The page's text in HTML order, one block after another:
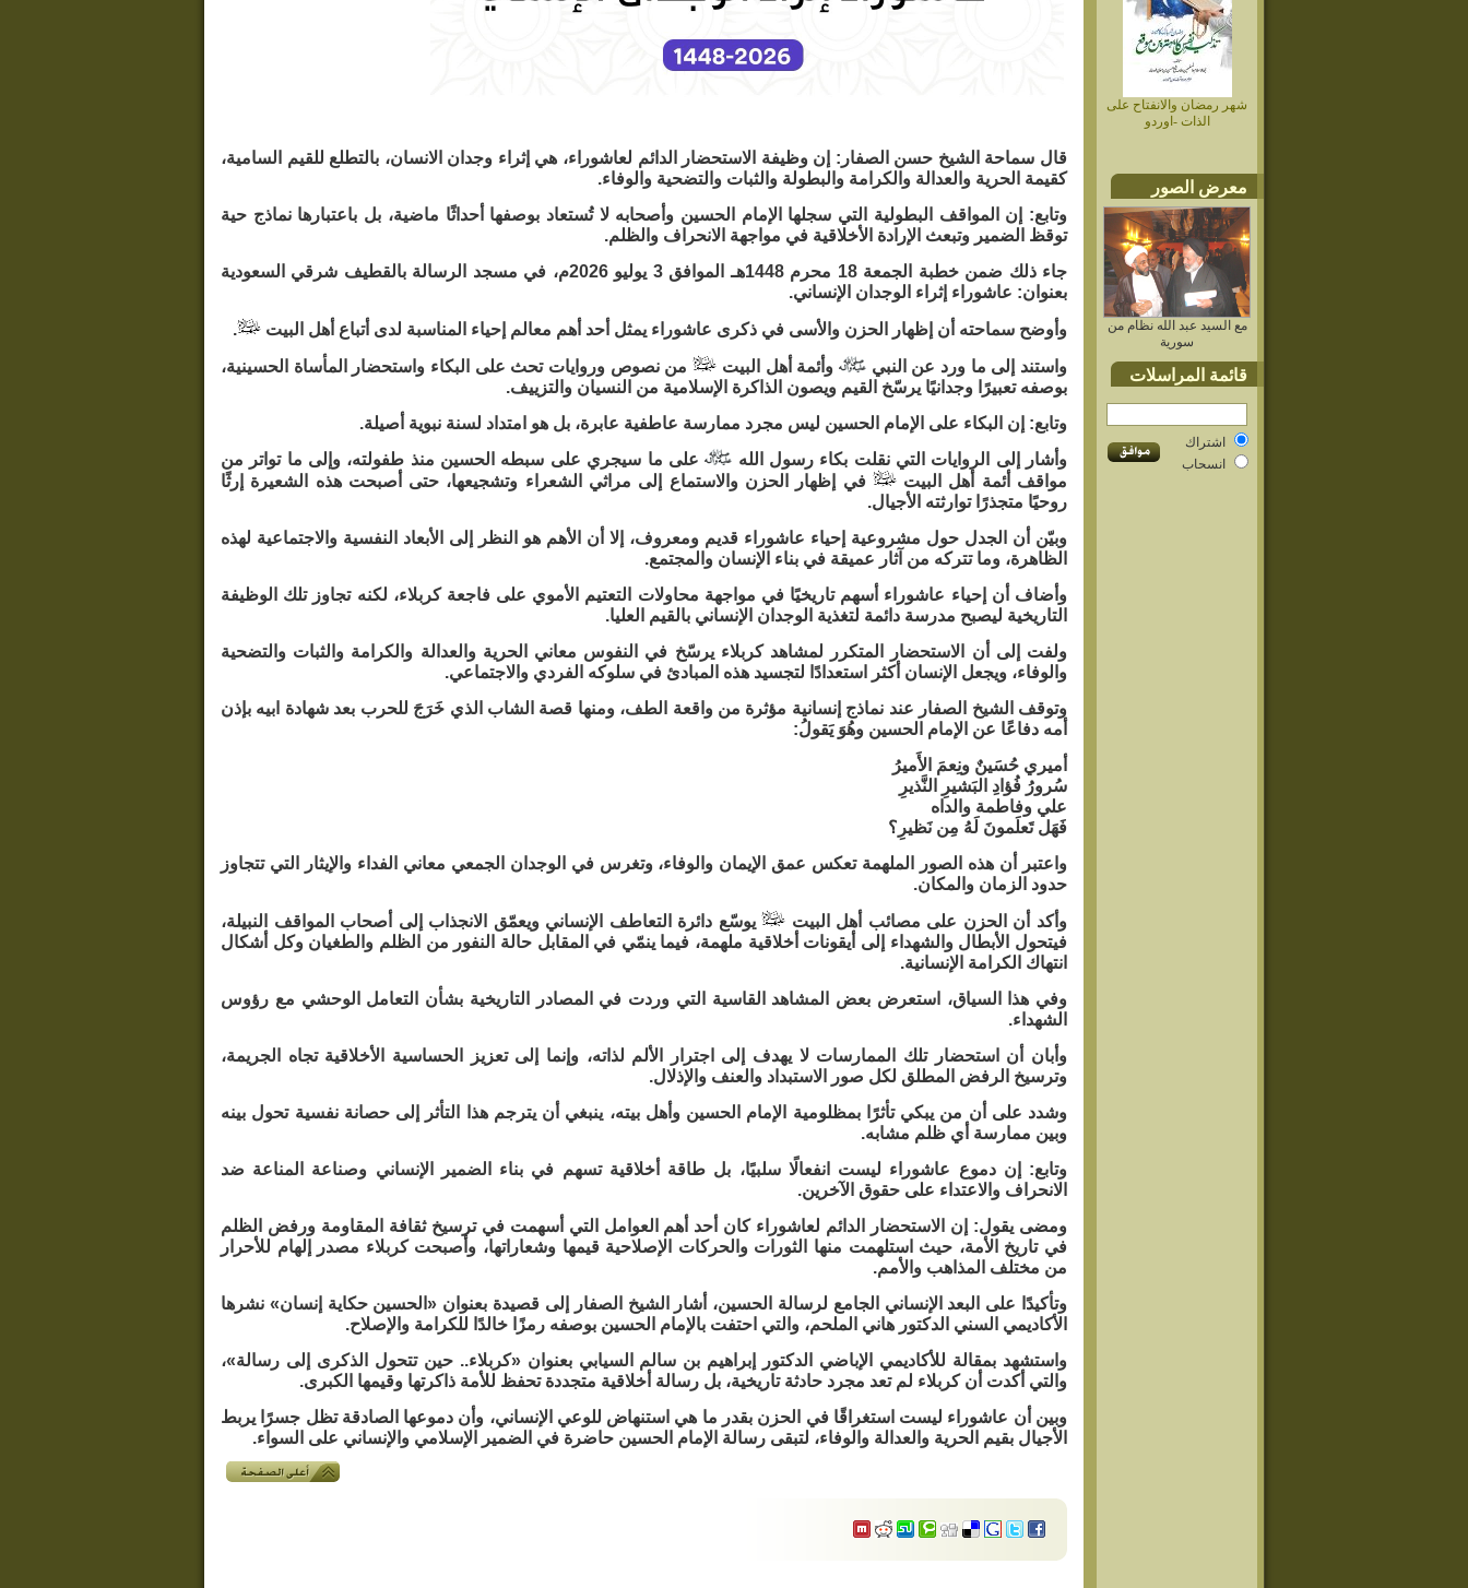
شهر رمضان والانفتاح على
الذات -اوردو
معرض الصور
مع السيد عبد الله نظام من
سورية
قائمة المراسلات
اشتراك
انسحاب
قال سماحة الشيخ حسن الصفار: إن وظيفة الاستحضار الدائم لعاشوراء، هي إثراء وجدان الانسان، بالتطلع للقيم السامية،
كقيمة الحرية والعدالة والكرامة والبطولة والثبات والتضحية والوفاء.
وتابع: إن المواقف البطولية التي سجلها الإمام الحسين وأصحابه لا تُستعاد بوصفها أحداثًا ماضية، بل باعتبارها نماذج حية
توقظ الضمير وتبعث الإرادة الأخلاقية في مواجهة الانحراف والظلم.
جاء ذلك ضمن خطبة الجمعة 18 محرم 1448هـ الموافق 3 يوليو 2026م، في مسجد الرسالة بالقطيف شرقي السعودية
بعنوان: عاشوراء إثراء الوجدان الإنساني.
وأوضح سماحته أن إظهار الحزن والأسى في ذكرى عاشوراء يمثل أحد أهم معالم إحياء المناسبة لدى أتباع أهل البيت
.
واستند إلى ما ورد عن النبي
وأئمة أهل البيت
من نصوص وروايات تحث على البكاء واستحضار المأساة الحسينية،
بوصفه تعبيرًا وجدانيًا يرسّخ القيم ويصون الذاكرة الإسلامية من النسيان والتزييف.
وتابع: إن البكاء على الإمام الحسين ليس مجرد ممارسة عاطفية عابرة، بل هو امتداد لسنة نبوية أصيلة.
وأشار إلى الروايات التي نقلت بكاء رسول الله
على ما سيجري على سبطه الحسين منذ طفولته، وإلى ما تواتر من
مواقف أئمة أهل البيت
في إظهار الحزن والاستماع إلى مراثي الشعراء وتشجيعها، حتى أصبحت هذه الشعيرة إرثًا
روحيًا متجذرًا توارثته الأجيال.
وبيّن أن الجدل حول مشروعية إحياء عاشوراء قديم ومعروف، إلا أن الأهم هو النظر إلى الأبعاد النفسية والاجتماعية لهذه
الظاهرة، وما تتركه من آثار عميقة في بناء الإنسان والمجتمع.
وأضاف أن إحياء عاشوراء أسهم تاريخيًا في مواجهة محاولات التعتيم الأموي على فاجعة كربلاء، لكنه تجاوز تلك الوظيفة
التاريخية ليصبح مدرسة دائمة لتغذية الوجدان الإنساني بالقيم العليا.
ولفت إلى أن الاستحضار المتكرر لمشاهد كربلاء يرسّخ في النفوس معاني الحرية والعدالة والكرامة والثبات والتضحية
والوفاء، ويجعل الإنسان أكثر استعدادًا لتجسيد هذه المبادئ في سلوكه الفردي والاجتماعي.
وتوقف الشيخ الصفار عند نماذج إنسانية مؤثرة من واقعة الطف، ومنها قصة الشاب الذي خَرَجَ للحرب بعد شهادة ابيه بإذن
أمه دفاعًا عن الإمام الحسين وهُوَ يَقولُ:
أميري حُسَينٌ ونِعمَ الأَميرُ
سُرورُ فُؤادِ البَشيرِ النَّذيرِ
علي وفاطمة والداه
فَهَل تَعلَمونَ لَهُ مِن نَظيرِ؟
واعتبر أن هذه الصور الملهمة تعكس عمق الإيمان والوفاء، وتغرس في الوجدان الجمعي معاني الفداء والإيثار التي تتجاوز
حدود الزمان والمكان.
وأكد أن الحزن على مصائب أهل البيت
يوسّع دائرة التعاطف الإنساني ويعمّق الانجذاب إلى أصحاب المواقف النبيلة،
فيتحول الأبطال والشهداء إلى أيقونات أخلاقية ملهمة، فيما ينمّي في المقابل حالة النفور من الظلم والطغيان وكل أشكال
انتهاك الكرامة الإنسانية.
وفي هذا السياق، استعرض بعض المشاهد القاسية التي وردت في المصادر التاريخية بشأن التعامل الوحشي مع رؤوس
الشهداء.
وأبان أن استحضار تلك الممارسات لا يهدف إلى اجترار الألم لذاته، وإنما إلى تعزيز الحساسية الأخلاقية تجاه الجريمة،
وترسيخ الرفض المطلق لكل صور الاستبداد والعنف والإذلال.
وشدد على أن من يبكي تأثرًا بمظلومية الإمام الحسين وأهل بيته، ينبغي أن يترجم هذا التأثر إلى حصانة نفسية تحول بينه
وبين ممارسة أي ظلم مشابه.
وتابع: إن دموع عاشوراء ليست انفعالًا سلبيًا، بل طاقة أخلاقية تسهم في بناء الضمير الإنساني وصناعة المناعة ضد
الانحراف والاعتداء على حقوق الآخرين.
ومضى يقول: إن الاستحضار الدائم لعاشوراء كان أحد أهم العوامل التي أسهمت في ترسيخ ثقافة المقاومة ورفض الظلم
في تاريخ الأمة، حيث استلهمت منها الثورات والحركات الإصلاحية قيمها وشعاراتها، وأصبحت كربلاء مصدر إلهام للأحرار
من مختلف المذاهب والأمم.
وتأكيدًا على البعد الإنساني الجامع لرسالة الحسين، أشار الشيخ الصفار إلى قصيدة بعنوان «الحسين حكاية إنسان» نشرها
الأكاديمي السني الدكتور هاني الملحم، والتي احتفت بالإمام الحسين بوصفه رمزًا خالدًا للكرامة والإصلاح.
واستشهد بمقالة للأكاديمي الإباضي الدكتور إبراهيم بن سالم السيابي بعنوان «كربلاء.. حين تتحول الذكرى إلى رسالة»،
والتي أكدت أن كربلاء لم تعد مجرد حادثة تاريخية، بل رسالة أخلاقية متجددة تحفظ للأمة ذاكرتها وقيمها الكبرى.
وبين أن عاشوراء ليست استغراقًا في الحزن بقدر ما هي استنهاض للوعي الإنساني، وأن دموعها الصادقة تظل جسرًا يربط
الأجيال بقيم الحرية والعدالة والوفاء، لتبقى رسالة الإمام الحسين حاضرة في الضمير الإسلامي والإنساني على السواء.